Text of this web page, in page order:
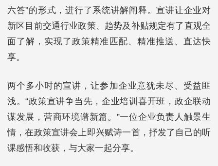
六答”的形式，进行了系统讲解阐释。宣讲让企业对
新区目前交通行业政策、趋势及补贴规定有了直观全
面了解，实现了政策精准匹配、精准推送、直达快
享。
两个多小时的宣讲，让参加企业意犹未尽、受益匪
浅。“政策宣讲争当先，企业培训喜开班，政企联动
谋发展，营商环境谱新篇。”一位企业负责人触景生
情，在政策宣讲会上即兴赋诗一首，抒发了自己的听
课感悟和收获，与大家一起分享。